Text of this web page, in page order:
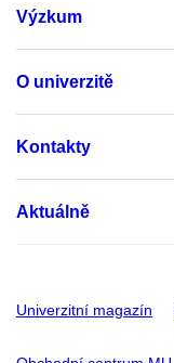
Výzkum
O univerzitě
Kontakty
Aktuálně
Univerzitní magazín